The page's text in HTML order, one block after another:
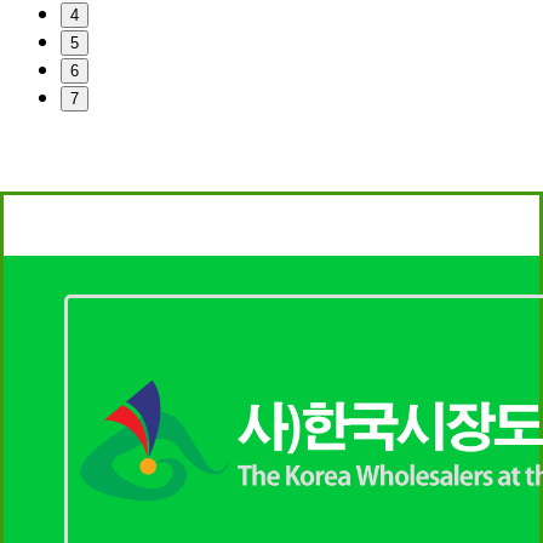
4
5
6
7